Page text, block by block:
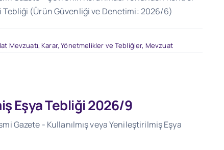
(Ürün Güvenliği ve Denetimi: 2026/6)
Mevzuatı, Karar, Yönetmelikler ve Tebliğler, Mevzuat
Eşya Tebliği 2026/9
Gazete - Kullanılmış veya Yenileştirilmiş Eşya